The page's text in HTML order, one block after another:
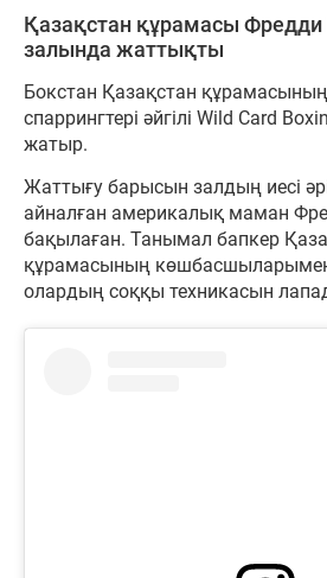
Қазақстан құрамасы
залында жаттықты
Бокстан Қазақстан құрамасының
спаррингтері әйгілі Wild Card
жатыр.
Жаттығу барысын залдың иесі
айналған америкалық маман
бақылаған. Танымал бапкер
құрамасының
олардың соққы техникасын